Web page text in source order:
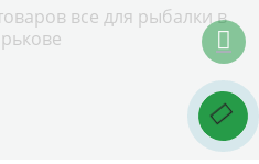
все для рыбалки в